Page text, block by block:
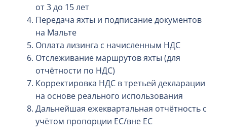
от 3 до 15 лет
Передача яхты и подписание документов
на Мальте
Оплата лизинга с начисленным НДС
Отслеживание маршрутов яхты (для
отчётности по НДС)
Корректировка НДС в третьей декларации
на основе реального использования
Дальнейшая ежеквартальная отчётность с
учётом пропорции ЕС/вне ЕС